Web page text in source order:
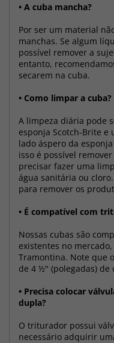
• A cuba mancha?
Por ser um material
manchas. Se algum
possível remover a
entanto,
secarem na cuba.
• Como limpar a cuba?
A limpeza diária pode
esponja Scotch-Brite e
lado áspero da
isso é possível
precisar fazer uma
água sanitária ou
para remover os
• É compatível com
Nossas cubas são
existentes no
Tramontina. Note que
de 4 ½" (polegadas) de
• Precisa colocar
dupla?
O triturador possui
necessário adquirir